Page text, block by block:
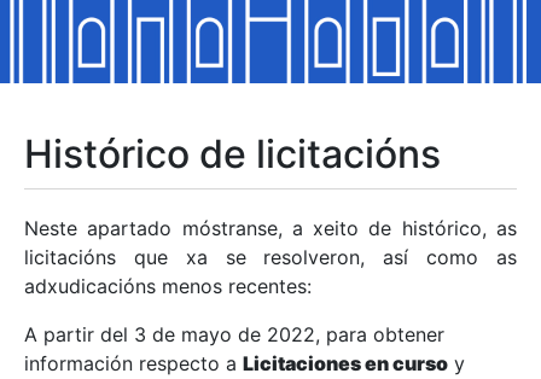
Mostrar/Ocultar
Mostrar/Ocultar
Mostrar/Ocultar
Mostrar/Ocultar
Histórico de licitacións
Neste apartado móstranse, a xeito de histórico, as
licitacións que xa se resolveron, así como as
adxudicacións menos recentes:
A partir del 3 de mayo de 2022, para obtener
información respecto a Licitaciones en curso y